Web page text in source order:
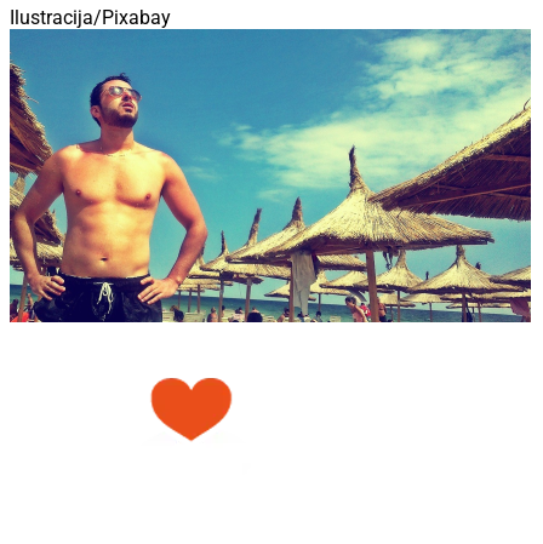
Ilustracija/Pixabay